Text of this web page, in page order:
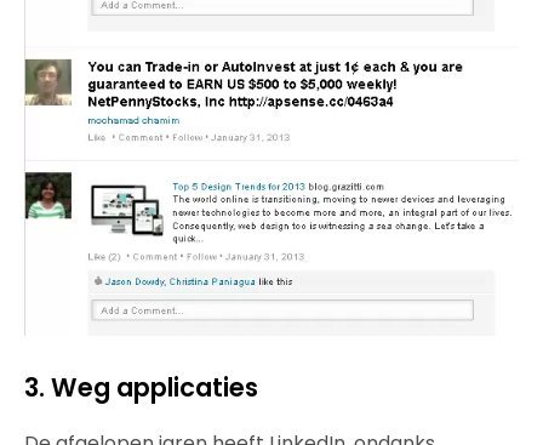
3. Weg applicaties